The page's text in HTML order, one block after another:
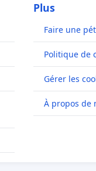
Plus
Faire une
Politique de
Gérer les
À propos de